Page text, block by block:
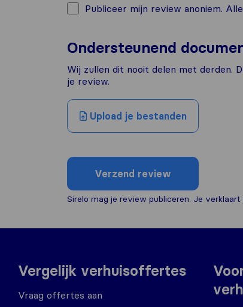
Publiceer mijn review anoniem.
Ondersteunend
Wij zullen dit nooit delen met derden.
je review.
Upload je bestanden
Verzend review
Sirelo mag je review publiceren. Je
Vergelijk verhuisoffertes
Vraag offertes aan